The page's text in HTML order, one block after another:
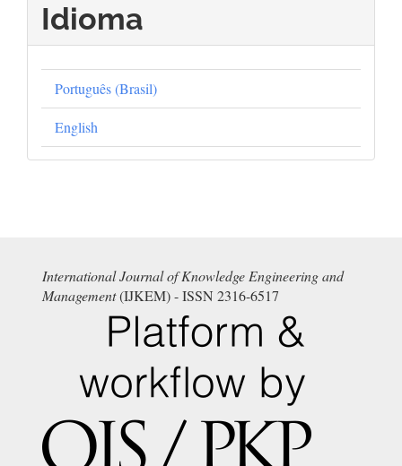
Idioma
Português (Brasil)
English
International Journal of Knowledge Engineering and
Management(IJKEM) - ISSN 2316-6517